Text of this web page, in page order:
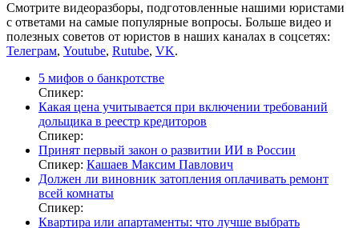
Смотрите видеоразборы, подготовленные нашими юристами
с ответами на самые популярные вопросы. Больше видео и
полезных советов от юристов в наших каналах в соцсетях:
Телеграм, Youtube, Rutube, VK.
5 мифов о банкротстве
Спикер:
Какая цена учитывается при включении требований
дольщика в реестр кредиторов
Спикер:
Принят первый закон о развитии ИИ в России
Спикер: Кашаев Максим Павлович
Должен ли виновник затопления оплачивать ремонт
всей комнаты
Спикер:
Квартира или апартаменты: что лучше выбрать